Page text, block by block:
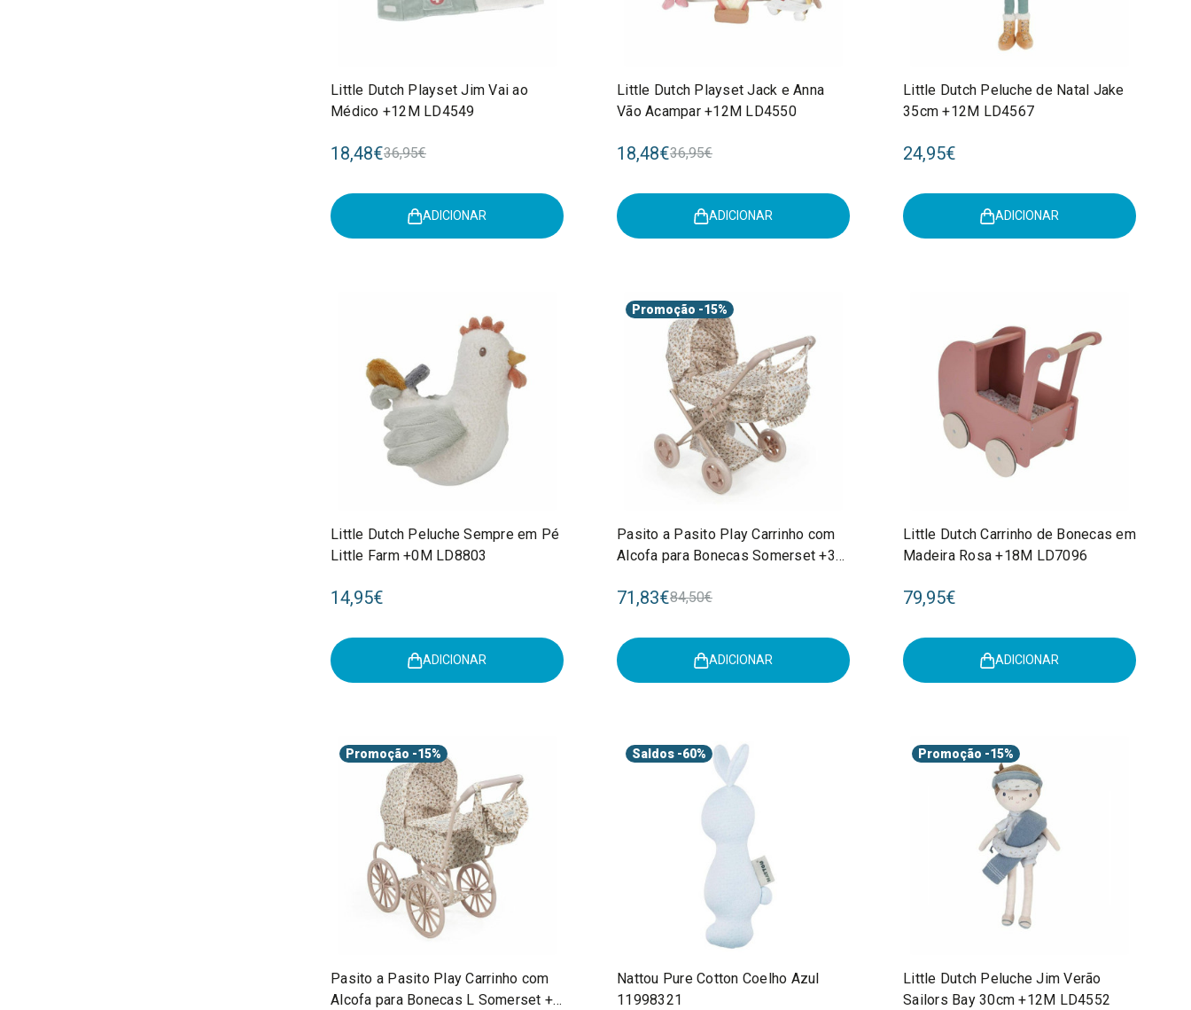
Little Dutch Playset Jim Vai ao
Médico +12M LD4549
18,48€36,95€
ADICIONAR
Little Dutch Playset Jack e Anna
Vão Acampar +12M LD4550
18,48€36,95€
ADICIONAR
Little Dutch Peluche de Natal Jake
35cm +12M LD4567
24,95€
ADICIONAR
Little Dutch Peluche Sempre em Pé
Little Farm +0M LD8803
14,95€
ADICIONAR
Promoção -15%
Pasito a Pasito Play Carrinho com
Alcofa para Bonecas Somerset +3
71,83€84,50€
ADICIONAR
Little Dutch Carrinho de Bonecas em
Madeira Rosa +18M LD7096
79,95€
ADICIONAR
Promoção -15%
Pasito a Pasito Play Carrinho com
Alcofa para Bonecas L Somerset +3
Saldos -60%
Nattou Pure Cotton Coelho Azul
11998321
Promoção -15%
Little Dutch Peluche Jim Verão
Sailors Bay 30cm +12M LD4552